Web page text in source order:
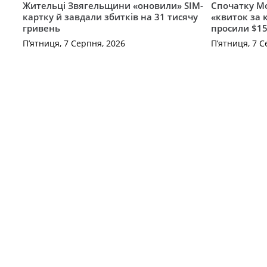
Жительці Звягельщини «оновили» SIM-
картку й завдали збитків на 31 тисячу
гривень
П’ятниця, 7 Серпня, 2026
Спочатку
«квиток за
просили
П’ятниця, 7